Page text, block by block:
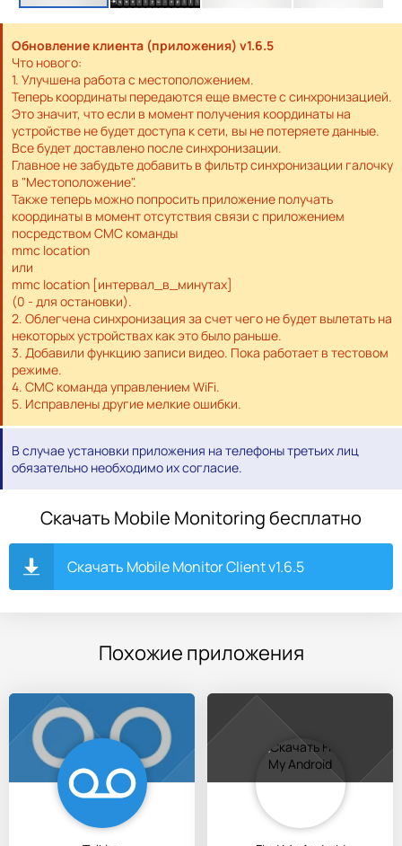
Обновление клиента (приложения) v1.6.5
Что нового:
1. Улучшена работа с местоположением.
Теперь координаты передаются еще вместе с синхронизацией.
Это значит, что если в момент получения координаты на
устройстве не будет доступа к сети, вы не потеряете данные.
Все будет доставлено после синхронизации.
Главное не забудьте добавить в фильтр синхронизации галочку
в "Местоположение".
Также теперь можно попросить приложение получать
координаты в момент отсутствия связи с приложением
посредством СМС команды
mmc location
или
mmc location [интервал_в_минутах]
(0 - для остановки).
2. Облегчена синхронизация за счет чего не будет вылетать на
некоторых устройствах как это было раньше.
3. Добавили функцию записи видео. Пока работает в тестовом
режиме.
4. СМС команда управлением WiFi.
5. Исправлены другие мелкие ошибки.
В случае установки приложения на телефоны третьих лиц
обязательно необходимо их согласие.
Скачать Mobile Monitoring бесплатно
Скачать Mobile Monitor Client v1.6.5
Похожие приложения